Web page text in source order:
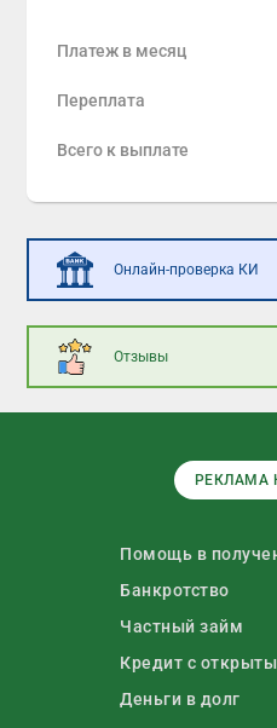
Платеж в месяц
Переплата
Всего к выплате
Онлайн-проверка КИ
Отзывы
РЕКЛАМА
Помощь в
Банкротство
Частный займ
Кредит с
Деньги в долг